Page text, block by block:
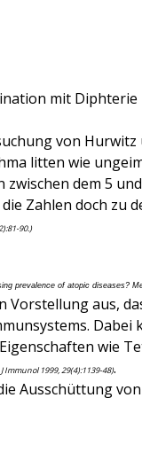
mit
von
litten wie
dem 5
Zahlen doch zu
90.)
prevalence of atopic diseases?
aus,
Dabei
Eigenschaften wie
Immunol 1999, 29(4):1139-48).
Ausschüttung